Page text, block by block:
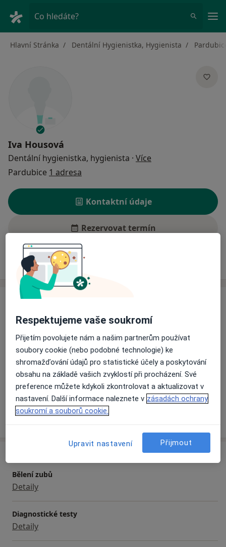
Co hledáte?
Hlavní Stránka Dentální Hygienistka, Hygienista
Iva Housová
Dentální hygienistka, hygienista · Více
Pardubice 1 adresa
Kontaktní údaje
Rezervovat termín
Zkušenosti Ceník
Zkušenosti
Nová ordinace dentální hygieny v Pardubicích.
na adrese: Karla Šípka 282, 530 09 Pardubice.
Komunikace možná i v anglickém jazyce.
Bližší informace najdete na www.dentalhygiene.cz
Pro objednání volejte: 737253432
VíceO mně
Odborník na:
Bělení zubů
Detaily
Diagnostické testy
Detaily
Respektujeme vaše soukromí
Přijetím povolujete nám a našim partnerům používat
soubory cookie (nebo podobné technologie) ke
shromažďování údajů pro statistické účely a poskytování
obsahu na základě vašich zvyklostí při procházení. Své
preference můžete kdykoli zkontrolovat a aktualizovat v
nastavení. Další informace naleznete v zásadách ochrany
soukromí a souborů cookie.
Upravit nastavení Přijmout